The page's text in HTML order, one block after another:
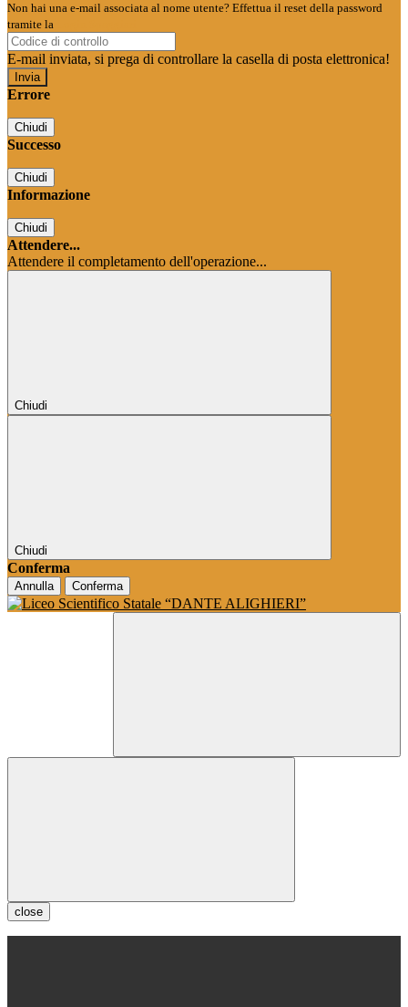
Non hai una e-mail associata al nome utente? Effettua il reset della password
tramite la
E-mail inviata, si prega di controllare la casella di posta elettronica!
Errore
Chiudi
Successo
Chiudi
Informazione
Chiudi
Attendere...
Attendere il completamento dell'operazione...
Chiudi
Chiudi
Conferma
Annulla Conferma
close